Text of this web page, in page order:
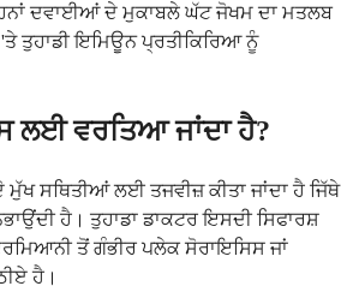
ਦਵਾਈਆਂ ਦੇ ਮੁਕਾਬਲੇ ਘੱਟ ਜੋਖਮ ਦਾ ਮਤਲਬ
ਤੁਹਾਡੀ ਇਮਿਊਨ ਪ੍ਰਤੀਕਿਰਿਆ ਨੂੰ
ਲਈ ਵਰਤਿਆ ਜਾਂਦਾ ਹੈ?
ਸਥਿਤੀਆਂ ਲਈ ਤਜਵੀਜ਼ ਕੀਤਾ ਜਾਂਦਾ ਹੈ ਜਿੱਥੇ
ਹੈ। ਤੁਹਾਡਾ ਡਾਕਟਰ ਇਸਦੀ ਸਿਫਾਰਸ਼
ਤੋਂ ਗੰਭੀਰ ਪਲੇਕ ਸੋਰਾਇਸਿਸ ਜਾਂ
ਹੈ।